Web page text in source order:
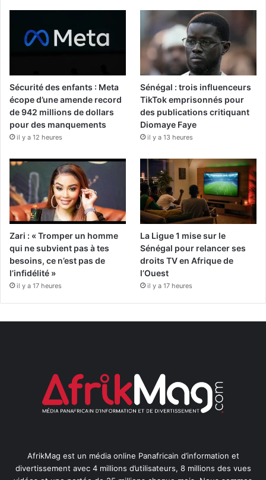
Sécurité des enfants : Meta
écope d’une amende record
de 942 millions de dollars
pour des manquements
il y a 12 heures
Sénégal : trois influenceurs
TikTok emprisonnés pour
des publications critiquant
Diomaye Faye
il y a 13 heures
Zari : « Tromper un homme
qui ne subvient pas à tes
besoins, ce n’est pas de
l’infidélité »
il y a 17 heures
La Ligue 1 mise sur le
Sénégal pour relancer ses
droits TV en Afrique de
l’Ouest
il y a 17 heures
AfrikMag est un média online Panafricain d’information et
divertissement avec 4 millions d’utilisateurs, 8 millions des vues